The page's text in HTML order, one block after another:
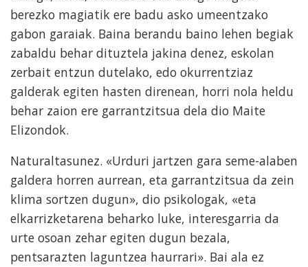
berezko magiatik ere badu asko umeentzako
gabon garaiak. Baina berandu baino lehen begiak
zabaldu behar dituztela jakina denez, eskolan
zerbait entzun dutelako, edo okurrentziaz
galderak egiten hasten direnean, horri nola heldu
behar zaion ere garrantzitsua dela dio Maite
Elizondok.
Naturaltasunez. «Urduri jartzen gara seme-alaben
galdera horren aurrean, eta garrantzitsua da zein
klima sortzen dugun», dio psikologak, «eta
elkarrizketarena beharko luke, interesgarria da
urte osoan zehar egiten dugun bezala,
pentsarazten laguntzea haurrari». Bai ala ez